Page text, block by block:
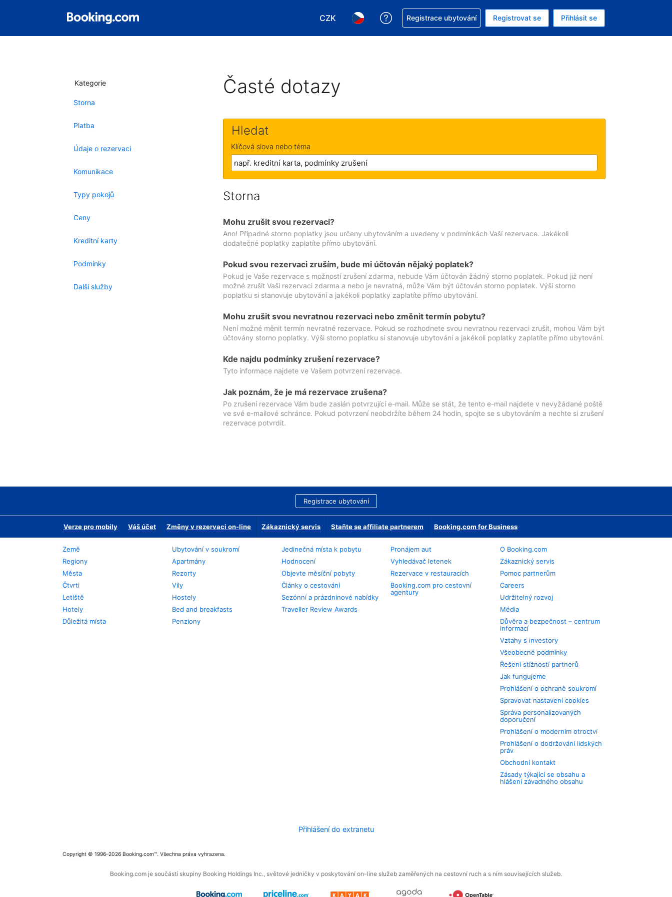
CZK
Vyberte si měnu. Aktuálně zvolená měna: Česká koruna
Vyberte si jazyk. Aktuálně zvolený jazyk: V češtině
Asistence s rezervací
Registrace ubytování Registrovat se Přihlásit se
Kategorie
Storna
Platba
Údaje o rezervaci
Komunikace
Typy pokojů
Ceny
Kreditní karty
Podmínky
Další služby
Časté dotazy
Hledat
Klíčová slova nebo téma
Storna
Mohu zrušit svou rezervaci?
Ano! Případné storno poplatky jsou určeny ubytováním a uvedeny v podmínkách Vaší rezervace. Jakékoli
dodatečné poplatky zaplatíte přímo ubytování.
Pokud svou rezervaci zruším, bude mi účtován nějaký poplatek?
Pokud je Vaše rezervace s možností zrušení zdarma, nebude Vám účtován žádný storno poplatek. Pokud již není
možné zrušit Vaši rezervaci zdarma a nebo je nevratná, může Vám být účtován storno poplatek. Výši storno
poplatku si stanovuje ubytování a jakékoli poplatky zaplatíte přímo ubytování.
Mohu zrušit svou nevratnou rezervaci nebo změnit termín pobytu?
Není možné měnit termín nevratné rezervace. Pokud se rozhodnete svou nevratnou rezervaci zrušit, mohou Vám být
účtovány storno poplatky. Výši storno poplatku si stanovuje ubytování a jakékoli poplatky zaplatíte přímo ubytování.
Kde najdu podmínky zrušení rezervace?
Tyto informace najdete ve Vašem potvrzení rezervace.
Jak poznám, že je má rezervace zrušena?
Po zrušení rezervace Vám bude zaslán potvrzující e-mail. Může se stát, že tento e-mail najdete v nevyžádané poště
ve své e-mailové schránce. Pokud potvrzení neobdržíte během 24 hodin, spojte se s ubytováním a nechte si zrušení
rezervace potvrdit.
Registrace ubytování
Verze pro mobily Váš účet Změny v rezervaci on-line Zákaznický servis Staňte se affiliate partnerem Booking.com for Business
Země
Regiony
Města
Čtvrti
Letiště
Hotely
Důležitá místa
Ubytování v soukromí
Apartmány
Rezorty
Vily
Hostely
Bed and breakfasts
Penziony
Jedinečná místa k pobytu
Hodnocení
Objevte měsíční pobyty
Články o cestování
Sezónní a prázdninové nabídky
Traveller Review Awards
Pronájem aut
Vyhledávač letenek
Rezervace v restauracích
Booking.com pro cestovní
agentury
O Booking.com
Zákaznický servis
Pomoc partnerům
Careers
Udržitelný rozvoj
Média
Důvěra a bezpečnost – centrum
informací
Vztahy s investory
Všeobecné podmínky
Řešení stížností partnerů
Jak fungujeme
Prohlášení o ochraně soukromí
Spravovat nastavení cookies
Správa personalizovaných
doporučení
Prohlášení o moderním otroctví
Prohlášení o dodržování lidských
práv
Obchodní kontakt
Zásady týkající se obsahu a
hlášení závadného obsahu
Přihlášení do extranetu
Copyright © 1996–2026 Booking.com™. Všechna práva vyhrazena.
Booking.com je součástí skupiny Booking Holdings Inc., světové jedničky v poskytování on-line služeb zaměřených na cestovní ruch a s ním souvisejících služeb.